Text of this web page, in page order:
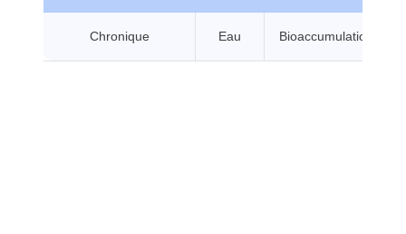
Chronique Eau Bioaccumulation BCF